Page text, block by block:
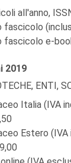
all'anno,
fascicolo
fascicolo e-
2019
ENTI,
Italia (IVA
Estero (IVA